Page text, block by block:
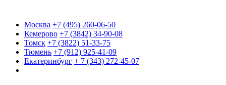
Москва +7 (495) 260-06-50
Кемерово +7 (3842) 34-90-08
Томск +7 (3822) 51-33-75
Тюмень +7 (912) 925-41-09
Екатеринбург + 7 (343) 272-45-07